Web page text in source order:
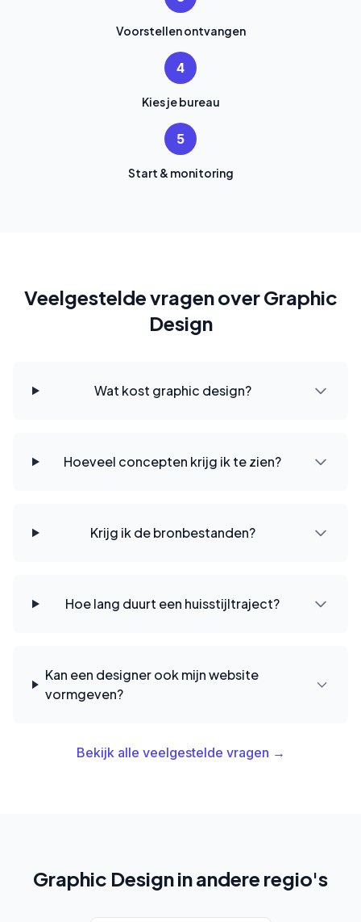
Voorstellen ontvangen
4
Kies je bureau
5
Start & monitoring
Veelgestelde vragen over Graphic
Design
Wat kost graphic design?
Hoeveel concepten krijg ik te zien?
Krijg ik de bronbestanden?
Hoe lang duurt een huisstijltraject?
Kan een designer ook mijn website
vormgeven?
Bekijk alle veelgestelde vragen →
Graphic Design in andere regio's